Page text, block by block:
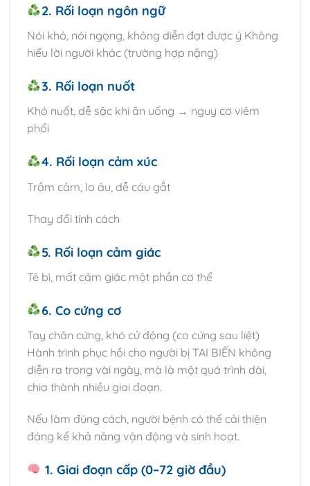
2. Rối loạn ngôn ngữ
Nói khó, nói ngọng, không diễn đạt được ý Không
hiểu lời người khác (trường hợp nặng)
3. Rối loạn nuốt
Khó nuốt, dễ sặc khi ăn uống → nguy cơ viêm
phổi
4. Rối loạn cảm xúc
Trầm cảm, lo âu, dễ cáu gắt
Thay đổi tính cách
5. Rối loạn cảm giác
Tê bì, mất cảm giác một phần cơ thể
6. Co cứng cơ
Tay chân cứng, khó cử động (co cứng sau liệt)
Hành trình phục hồi cho người bị TAI BIẾN không
diễn ra trong vài ngày, mà là một quá trình dài,
chia thành nhiều giai đoạn.
Nếu làm đúng cách, người bệnh có thể cải thiện
đáng kể khả năng vận động và sinh hoạt.
1. Giai đoạn cấp (0–72 giờ đầu)